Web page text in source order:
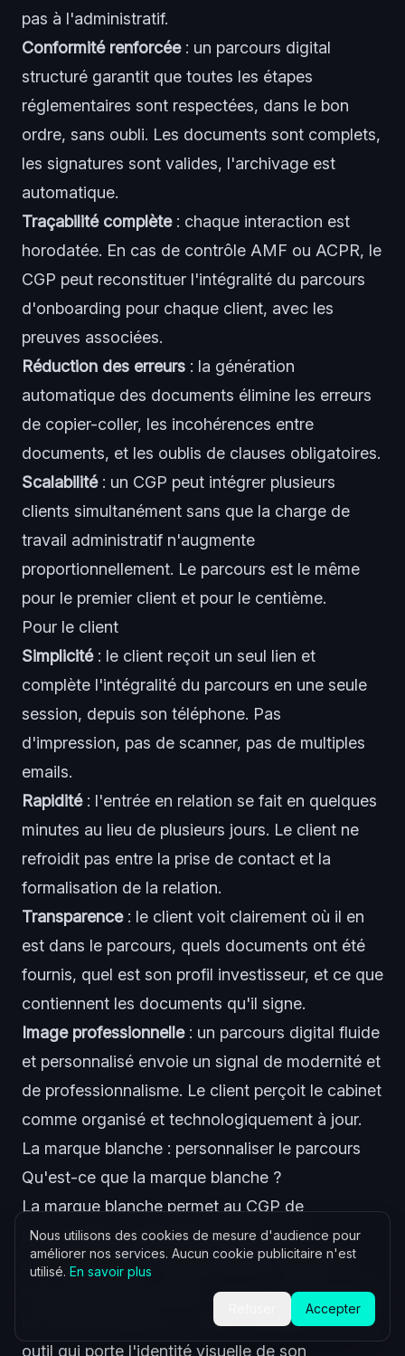
pas à l'administratif.
Conformité renforcée: un parcours digital
structuré garantit que toutes les étapes
réglementaires sont respectées, dans le bon
ordre, sans oubli. Les documents sont complets,
les signatures sont valides, l'archivage est
automatique.
Traçabilité complète: chaque interaction est
horodatée. En cas de contrôle AMF ou ACPR, le
CGP peut reconstituer l'intégralité du parcours
d'onboarding pour chaque client, avec les
preuves associées.
Réduction des erreurs : la génération
automatique des documents élimine les erreurs
de copier-coller, les incohérences entre
documents, et les oublis de clauses obligatoires.
Scalabilité: un CGP peut intégrer plusieurs
clients simultanément sans que la charge de
travail administratif n'augmente
proportionnellement. Le parcours est le même
pour le premier client et pour le centième.
Pour le client
Simplicité: le client reçoit un seul lien et
complète l'intégralité du parcours en une seule
session, depuis son téléphone. Pas
d'impression, pas de scanner, pas de multiples
emails.
Rapidité: l'entrée en relation se fait en quelques
minutes au lieu de plusieurs jours. Le client ne
refroidit pas entre la prise de contact et la
formalisation de la relation.
Transparence: le client voit clairement où il en
est dans le parcours, quels documents ont été
fournis, quel est son profil investisseur, et ce que
contiennent les documents qu'il signe.
Image professionnelle: un parcours digital fluide
et personnalisé envoie un signal de modernité et
de professionnalisme. Le client perçoit le cabinet
comme organisé et technologiquement à jour.
La marque blanche : personnaliser le parcours
Qu'est-ce que la marque blanche ?
La marque blanche permet au CGP de
personnaliser l'intégralité du parcours
d'onboarding aux couleurs de son cabinet :
logo, palette de couleurs, nom du cabinet dans
les communications. Le client interagit avec un
outil qui porte l'identité visuelle de son
Nous utilisons des cookies de mesure d'audience pour
améliorer nos services. Aucun cookie publicitaire n'est
utilisé. En savoir plus
Accepter